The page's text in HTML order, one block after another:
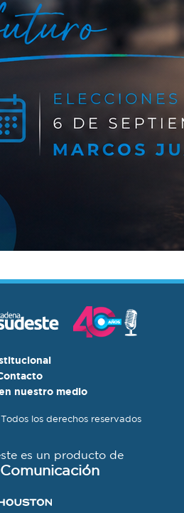
nuestro medio
los derechos reservados
es un producto de
Comunicación